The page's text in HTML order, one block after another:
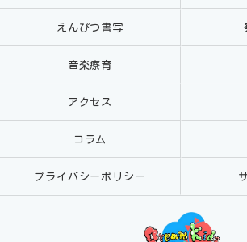
えんぴつ書写
音楽療育
アクセス
コラム
プライバシーポリシー